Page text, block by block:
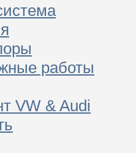
работы
VW & Audi